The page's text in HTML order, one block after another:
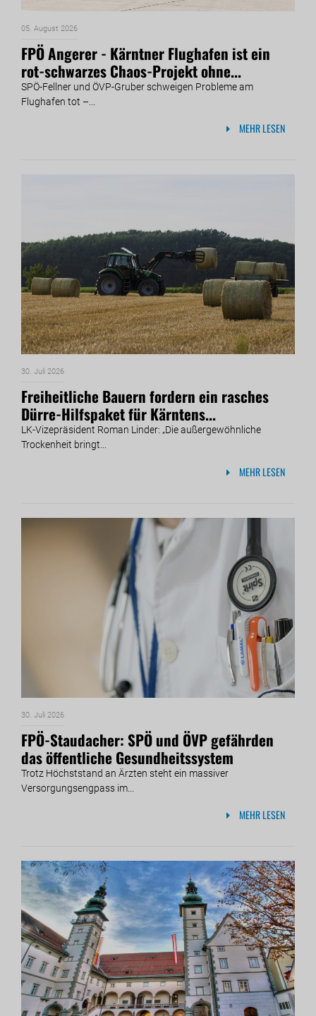
05. August 2026
FPÖ Angerer - Kärntner Flughafen ist ein
rot-schwarzes Chaos-Projekt ohne...
SPÖ-Fellner und ÖVP-Gruber schweigen Probleme am
Flughafen tot –...
MEHR LESEN
30. Juli 2026
Freiheitliche Bauern fordern ein rasches
Dürre-Hilfspaket für Kärntens...
LK-Vizepräsident Roman Linder: „Die außergewöhnliche
Trockenheit bringt...
MEHR LESEN
30. Juli 2026
FPÖ-Staudacher: SPÖ und ÖVP gefährden
das öffentliche Gesundheitssystem
Trotz Höchststand an Ärzten steht ein massiver
Versorgungsengpass im...
MEHR LESEN